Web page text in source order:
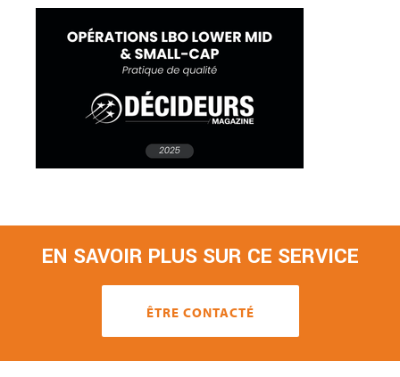
EN SAVOIR PLUS SUR CE SERVICE
ÊTRE CONTACTÉ